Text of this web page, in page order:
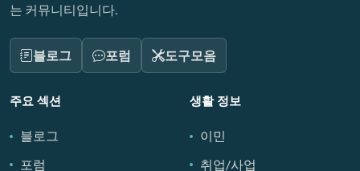
는 커뮤니티입니다.
블로그 포럼 도구모음
주요 섹션
블로그
포럼
생활 정보
이민
취업/사업